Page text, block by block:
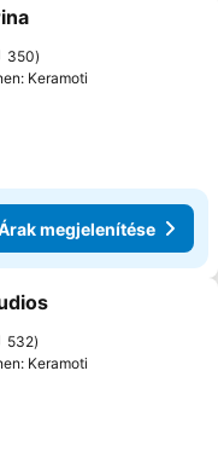
a kedvencekhez
350
Keramoti
megjelenítése
a kedvencekhez
532
Keramoti